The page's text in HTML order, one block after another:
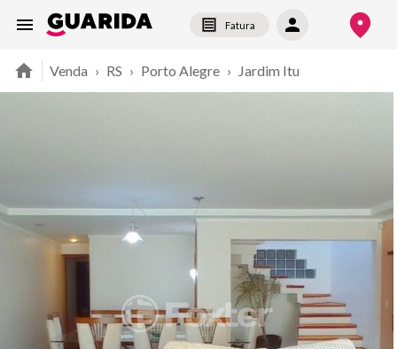
Fatura
Venda › RS › Porto Alegre › Jardim Itu